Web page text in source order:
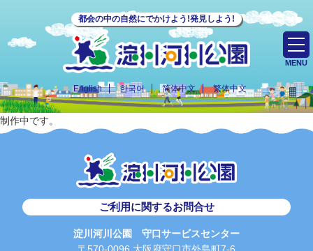
都会の中の自然にでかけよう!発見しよう!
English 한국어 简体中文 繁体中文
MENU
制作中です。
ご利用に関するお問合せ
淀川河川公園 守口サービスセンター